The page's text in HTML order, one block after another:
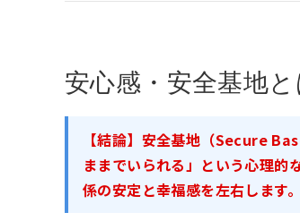
安心感・安全基地
【結論】安全基地（Secure
ままでいられる」という心理的
係の安定と幸福感を左右します。